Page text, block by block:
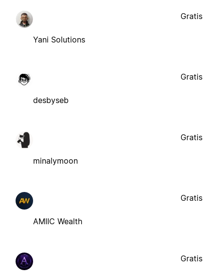
Yani Solutions
Gratis
desbyseb
Gratis
minalymoon
Gratis
AMIIC Wealth
Gratis
Gratis